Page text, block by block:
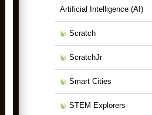
Artificial Intelligence (ΑΙ)
Scratch
ScratchJr
Smart Cities
STEM Explorers